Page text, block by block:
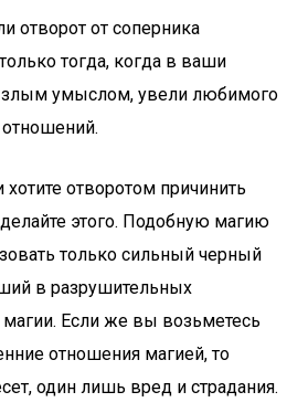
отворот от соперника
тогда, когда в ваши
злым умыслом, увели любимого
отворотом причинить
этого. Подобную магию
только сильный черный
в разрушительных
Если же вы возьметесь
отношения магией, то
один лишь вред и страдания.